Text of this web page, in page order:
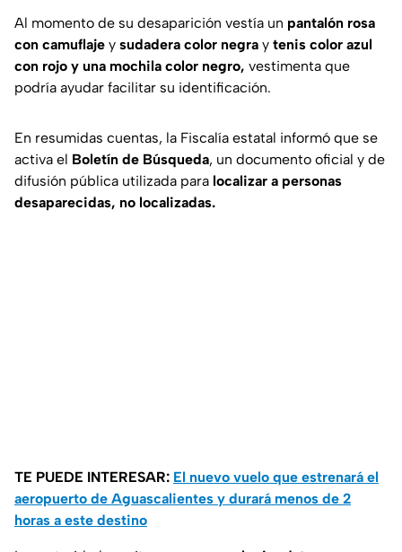
Al momento de su desaparición vestía un pantalón rosa
con camuflaje y sudadera color negra y tenis color azul
con rojo y una mochila color negro, vestimenta que
podría ayudar facilitar su identificación.
En resumidas cuentas, la Fiscalía estatal informó que se
activa el Boletín de Búsqueda, un documento oficial y de
difusión pública utilizada para localizar a personas
desaparecidas, no localizadas.
TE PUEDE INTERESAR: El nuevo vuelo que estrenará el
aeropuerto de Aguascalientes y durará menos de 2
horas a este destino